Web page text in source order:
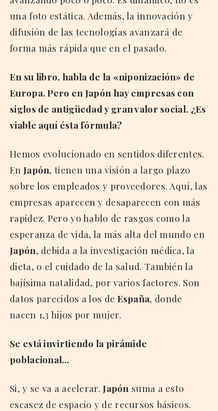
una foto estática. Además, la innovación y
difusión de las tecnologías avanzará de
forma más rápida que en el pasado.
En su libro, habla de la «niponización» de
Europa. Pero en Japón hay empresas con
siglos de antigüedad y gran valor social. ¿Es
viable aquí ésta fórmula?
Hemos evolucionado en sentidos diferentes.
En Japón, tienen una visión a largo plazo
sobre los empleados y proveedores. Aquí, las
empresas aparecen y desaparecen con más
rapidez. Pero yo hablo de rasgos como la
esperanza de vida, la más alta del mundo en
Japón, debida a la investigación médica, la
dieta, o el cuidado de la salud. También la
bajísima natalidad, por varios factores. Son
datos parecidos a los de España, donde
nacen 1,3 hijos por mujer.
Se está invirtiendo la pirámide
poblacional…
Si, y se va a acelerar.Japón suma a esto
escasez de espacio y de recursos básicos.